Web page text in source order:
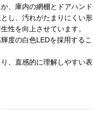
、庫内の網棚とドアハンド
し、汚れがたまりにくい形
性を向上させています。
度の白色LEDを採用するこ
、直感的に理解しやすい表